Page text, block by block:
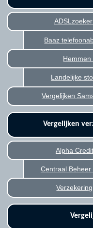
Baaz
Landelijke
Vergelijken
Vergelijken
Alpha
Centraal